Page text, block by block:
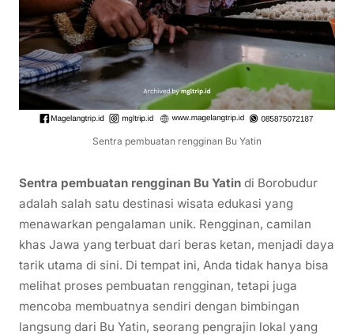
Sentra pembuatan rengginan Bu Yatin
Sentra pembuatan rengginan Bu Yatin di Borobudur
adalah salah satu destinasi wisata edukasi yang
menawarkan pengalaman unik. Rengginan, camilan
khas Jawa yang terbuat dari beras ketan, menjadi daya
tarik utama di sini. Di tempat ini, Anda tidak hanya bisa
melihat proses pembuatan rengginan, tetapi juga
mencoba membuatnya sendiri dengan bimbingan
langsung dari Bu Yatin, seorang pengrajin lokal yang